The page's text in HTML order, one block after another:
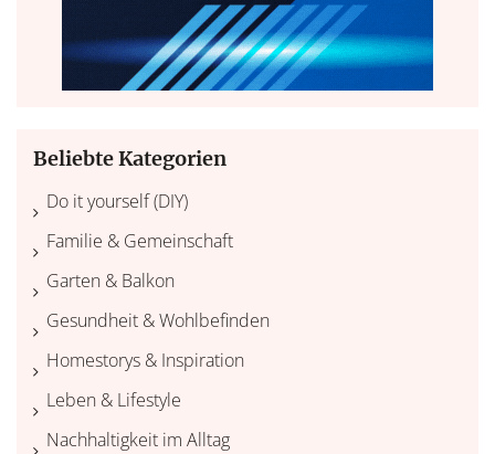
Beliebte Kategorien
Do it yourself (DIY)
Familie & Gemeinschaft
Garten & Balkon
Gesundheit & Wohlbefinden
Homestorys & Inspiration
Leben & Lifestyle
Nachhaltigkeit im Alltag